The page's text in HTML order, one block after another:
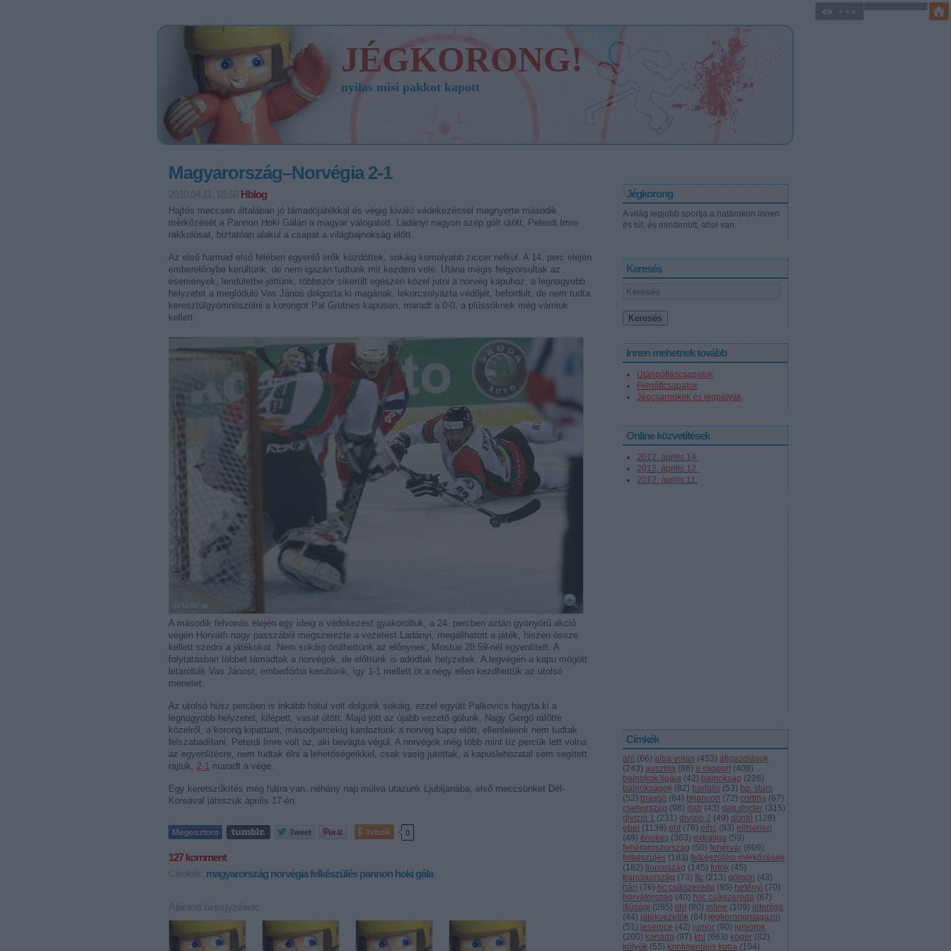
JÉGKORONG!
nyilas misi pakkot kapott
Jégkorong
A világ legjobb sportja a határokon innen
és túl, és mindenütt, ahol van.
Keresés
Innen mehetnek tovább
Utánpótláscsapatok
Felnőttcsapatok
Jégcsarnokok és jégpályák
Online közvetítések
2012. április 14.
2012. április 12.
2012. április 11.
Címkék
ahl (66) alba volán (453) átigazolások
(243) ausztria (86) a csoport (408)
bajnokok ligája (42) bajnokság (226)
bajnokságok (82) bartalis (53) bp. stars
(52) brassó (64) briancon (72) cortina (67)
csehország (98) dab (43) dab.docler (315)
divízió 1 (231) divízió 2 (49) döntő (128)
ebel (1139) eht (76) eihc (93) elitserien
(49) énekes (363) extraliga (59)
fehéroroszország (50) fehérvár (609)
felkészülés (183) felkészülési mérkőzések
(182) finnország (145) fotók (45)
franciaország (73) ftc (213) gömöri (43)
hári (76) hc csíkszereda (85) hetényi (70)
horvátország (40) hsc csíkszereda (87)
ifjúsági (285) iihf (80) inline (109) interliga
(44) játékvezetők (64) jégkorongmagazin
(51) jesenice (42) junior (90) juniorok
(200) kanada (97) khl (663) kóger (82)
kölyök (55) kontinentális kupa (104)
Magyarország–Norvégia 2-1
Hblog
Hajtós meccsen általában jó támadójátékkal és végig kiváló védekezéssel megnyerte második
mérkőzését a Pannon Hoki Gálán a magyar válogatott. Ladányi nagyon szép gólt ütött, Peterdi Imre
rakkolósat, biztatóan alakul a csapat a világbajnokság előtt.
Az első harmad első felében egyenlő erők küzdöttek, sokáig komolyabb ziccer nélkül. A 14. perc elején
emberelőnybe kerültünk, de nem igazán tudtunk mit kezdeni vele. Utána mégis felgyorsultak az
események, lendületbe jöttünk, többször sikerült egészen közel jutni a norvég kapuhoz, a legnagyobb
helyzetet a meglóduló Vas János dolgozta ki magának, lekorcsolyázta védőjét, befordult, de nem tudta
keresztülgyömnöszölni a korongot Pal Grotnes kapuson, maradt a 0-0, a plüssöknek még várniuk
kellett.
A második felvonás elején egy ideig a védekezést gyakoroltuk, a 24. percben aztán gyönyörű akció
végén Horváth nagy passzából megszerezte a vezetést Ladányi, megállhatott a játék, hiszen össze
kellett szedni a játékokat. Nem sokáig örülhettünk az előnynek, Mostue 28:59-nél egyenlített. A
folytatásban többet támadtak a norvégok, de előttünk is adódtak helyzetek. A legvégén a kapu mögött
letarolták Vas Jánost, emberfórba kerültünk, így 1-1 mellett öt a négy ellen kezdhettük az utolsó
menetet.
Az utolsó húsz percben is inkább hátul volt dolgunk sokáig, ezzel együtt Palkovics hagyta ki a
legnagyobb helyzetet, kilépett, vasat ütött. Majd jött az újabb vezető gólunk, Nagy Gergő rálőtte
közelről, a korong kipattant, másodpercekig kardoztunk a norvég kapu előtt, ellenfeleink nem tudtak
felszabadítani, Peterdi Imre volt az, aki bevágta végül. A norvégok még több mint tíz percük lett volna
az egyenlítésre, nem tudtak élni a lehetőségeikkel, csak vasig jutottak, a kapuslehozatal sem segített
rajtuk, 2-1 maradt a vége.
Egy keretszűkítés még hátra van, néhány nap múlva utazunk Ljubljanába, első meccsünket Dél-
Koreával játsszuk április 17-én.
Tetszik 0
127komment
magyarország norvégiafelkészülés pannon hoki gála